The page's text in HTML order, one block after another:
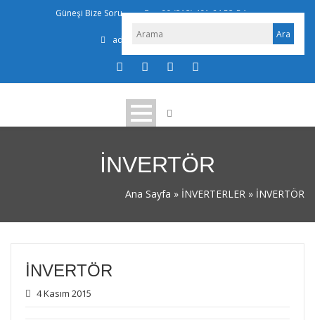
Güneşi Bize Sorun + 90 (312) 491 64 53-54
admin@ekosolar.com
İNVERTÖR
Ana Sayfa » İNVERTERLER » İNVERTÖR
İNVERTÖR
4 Kasım 2015